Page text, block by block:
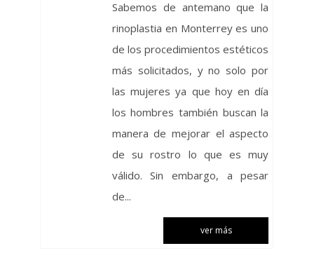
Sabemos de antemano que la
rinoplastia en Monterrey es uno
de los procedimientos estéticos
más solicitados, y no solo por
las mujeres ya que hoy en día
los hombres también buscan la
manera de mejorar el aspecto
de su rostro lo que es muy
válido. Sin embargo, a pesar
de...
ver más